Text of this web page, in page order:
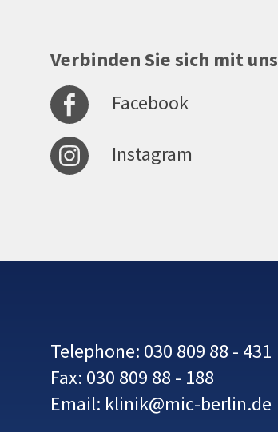
Verbinden Sie sich mit uns
Facebook
Instagram
Telephone: 030 809 88 - 431
Fax: 030 809 88 - 188
Email: klinik@mic-berlin.de